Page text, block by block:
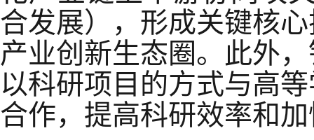
合发展）
，形成关键核
产业创新生态圈。此外
以科研项目的方式与高
合作，提高科研效率和